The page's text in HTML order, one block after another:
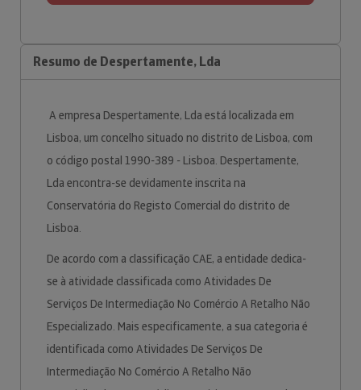
Resumo de Despertamente, Lda
A empresa Despertamente, Lda está localizada em
Lisboa, um concelho situado no distrito de Lisboa, com
o código postal 1990-389 - Lisboa. Despertamente,
Lda encontra-se devidamente inscrita na
Conservatória do Registo Comercial do distrito de
Lisboa.
De acordo com a classificação CAE, a entidade dedica-
se à atividade classificada como Atividades De
Serviços De Intermediação No Comércio A Retalho Não
Especializado. Mais especificamente, a sua categoria é
identificada como Atividades De Serviços De
Intermediação No Comércio A Retalho Não